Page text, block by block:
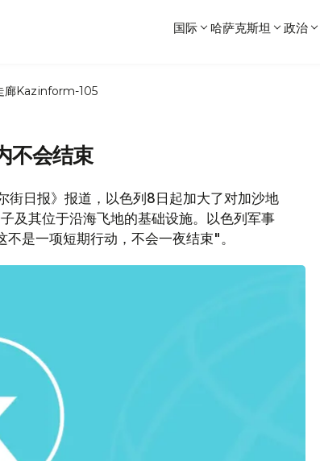
国际 哈萨克斯坦 政治
廊Kazinform-105
不会结束
街日报》报道，以色列8日起加大了对加沙地
及其位于沿海飞地的基础设施。以色列军事
是一项短期行动，不会一夜结束"。